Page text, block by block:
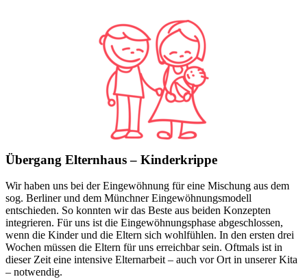
Übergang Elternhaus – Kinderkrippe
Wir haben uns bei der Eingewöhnung für eine Mischung aus dem
sog. Berliner und dem Münchner Eingewöhnungsmodell
entschieden. So konnten wir das Beste aus beiden Konzepten
integrieren. Für uns ist die Eingewöhnungsphase abgeschlossen,
wenn die Kinder und die Eltern sich wohlfühlen. In den ersten drei
Wochen müssen die Eltern für uns erreichbar sein. Oftmals ist in
dieser Zeit eine intensive Elternarbeit – auch vor Ort in unserer Kita
– notwendig.